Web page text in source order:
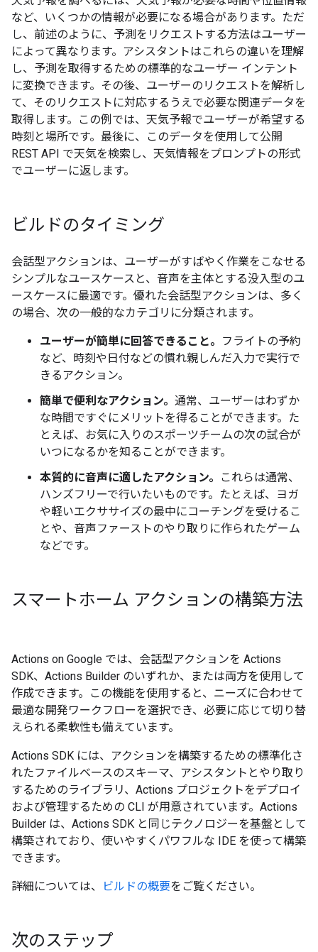
など、いくつかの情報が必要になる場合があります。ただ
し、前述のように、予測をリクエストする方法はユーザー
によって異なります。アシスタントはこれらの違いを理解
し、予測を取得するための標準的なユーザー インテント
に変換できます。その後、ユーザーのリクエストを解析し
て、そのリクエストに対応するうえで必要な関連データを
取得します。この例では、天気予報でユーザーが希望する
時刻と場所です。最後に、このデータを使用して公開
REST API で天気を検索し、天気情報をプロンプトの形式
でユーザーに返します。
ビルドのタイミング
会話型アクションは、ユーザーがすばやく作業をこなせる
シンプルなユースケースと、音声を主体とする没入型のユ
ースケースに最適です。優れた会話型アクションは、多く
の場合、次の一般的なカテゴリに分類されます。
ユーザーが簡単に回答できること。
フライトの予約
など、時刻や日付などの慣れ親しんだ入力で実行で
きるアクション。
簡単で便利なアクション。 通常、ユーザーはわずか
な時間ですぐにメリットを得ることができます。た
とえば、お気に入りのスポーツチームの次の試合が
いつになるかを知ることができます。
本質的に音声に適したアクション。
これらは通常、
ハンズフリーで行いたいものです。たとえば、ヨガ
や軽いエクササイズの最中にコーチングを受けるこ
とや、音声ファーストのやり取りに作られたゲーム
などです。
スマートホーム アクションの構築方法
Actions on Google では、会話型アクションを Actions
SDK、Actions Builder のいずれか、または両方を使用して
作成できます。この機能を使用すると、ニーズに合わせて
最適な開発ワークフローを選択でき、必要に応じて切り替
えられる柔軟性も備えています。
Actions SDK には、アクションを構築するための標準化さ
れたファイルベースのスキーマ、アシスタントとやり取り
するためのライブラリ、Actions プロジェクトをデプロイ
および管理するための CLI が用意されています。Actions
Builder は、Actions SDK と同じテクノロジーを基盤として
構築されており、使いやすくパワフルな IDE を使って構築
できます。
詳細については、 ビルドの概要をご覧ください。
次のステップ